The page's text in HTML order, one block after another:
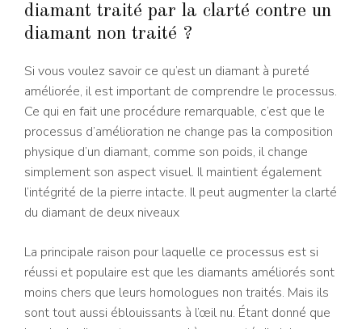
diamant traité par la clarté contre un
diamant non traité ?
Si vous voulez savoir ce qu’est un diamant à pureté
améliorée, il est important de comprendre le processus.
Ce qui en fait une procédure remarquable, c’est que le
processus d’amélioration ne change pas la composition
physique d’un diamant, comme son poids, il change
simplement son aspect visuel. Il maintient également
l’intégrité de la pierre intacte. Il peut augmenter la clarté
du diamant de deux niveaux
La principale raison pour laquelle ce processus est si
réussi et populaire est que les diamants améliorés sont
moins chers que leurs homologues non traités. Mais ils
sont tout aussi éblouissants à l’œil nu. Étant donné que